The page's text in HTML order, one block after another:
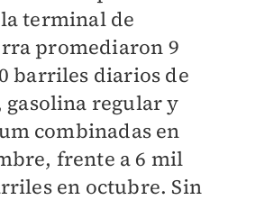
terminal de
promediaron 9
barriles diarios de
gasolina regular y
combinadas en
frente a 6 mil
en octubre. Sin